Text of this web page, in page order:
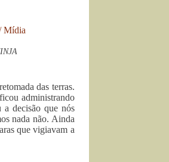
das terras.
administrando
a decisão que nós
nada não. Ainda
que vigiavam a